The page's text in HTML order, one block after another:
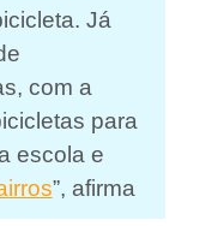
Já
com a
para
escola e
”, afirma